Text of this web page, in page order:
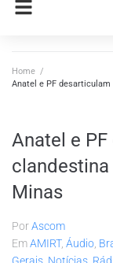
Home /
Anatel e PF
Anatel e
Minas
PorAscom
EmAMIRT, Áudio